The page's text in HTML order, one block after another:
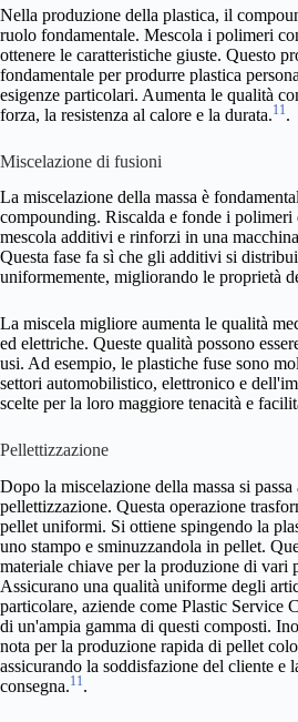
Nella produzione della plastica, il
ruolo fondamentale. Mescola i polimeri
ottenere le caratteristiche giuste. Questo
fondamentale per produrre plastica
esigenze particolari. Aumenta le qualità
forza, la resistenza al calore e la durata.11 .
Miscelazione di fusioni
La miscelazione della massa è
compounding. Riscalda e fonde i polimeri
mescola additivi e rinforzi in una
Questa fase fa sì che gli additivi si
uniformemente, migliorando le proprietà
La miscela migliore aumenta le qualità
ed elettriche. Queste qualità possono
usi. Ad esempio, le plastiche fuse sono
settori automobilistico, elettronico e
scelte per la loro maggiore tenacità e
Pellettizzazione
Dopo la miscelazione della massa si passa
pellettizzazione. Questa operazione
pellet uniformi. Si ottiene spingendo la
uno stampo e sminuzzandola in pellet.
materiale chiave per la produzione di vari
Assicurano una qualità uniforme degli
particolare, aziende come Plastic Service
di un'ampia gamma di questi composti.
nota per la produzione rapida di pellet
assicurando la soddisfazione del cliente e
consegna.11.